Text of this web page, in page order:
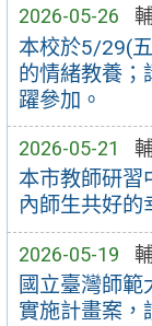
2026-05-26
本校於5/29(
的情緒教養；
躍參加。
2026-05-21
本市教師研習
內師生共好
2026-05-19
國立臺灣師範
實施計畫案，